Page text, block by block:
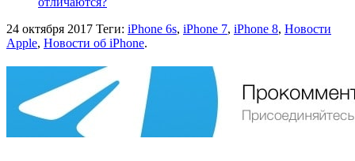
24 октября 2017 Теги: iPhone 6s, iPhone 7, iPhone 8, Новости
Apple, Новости об iPhone.